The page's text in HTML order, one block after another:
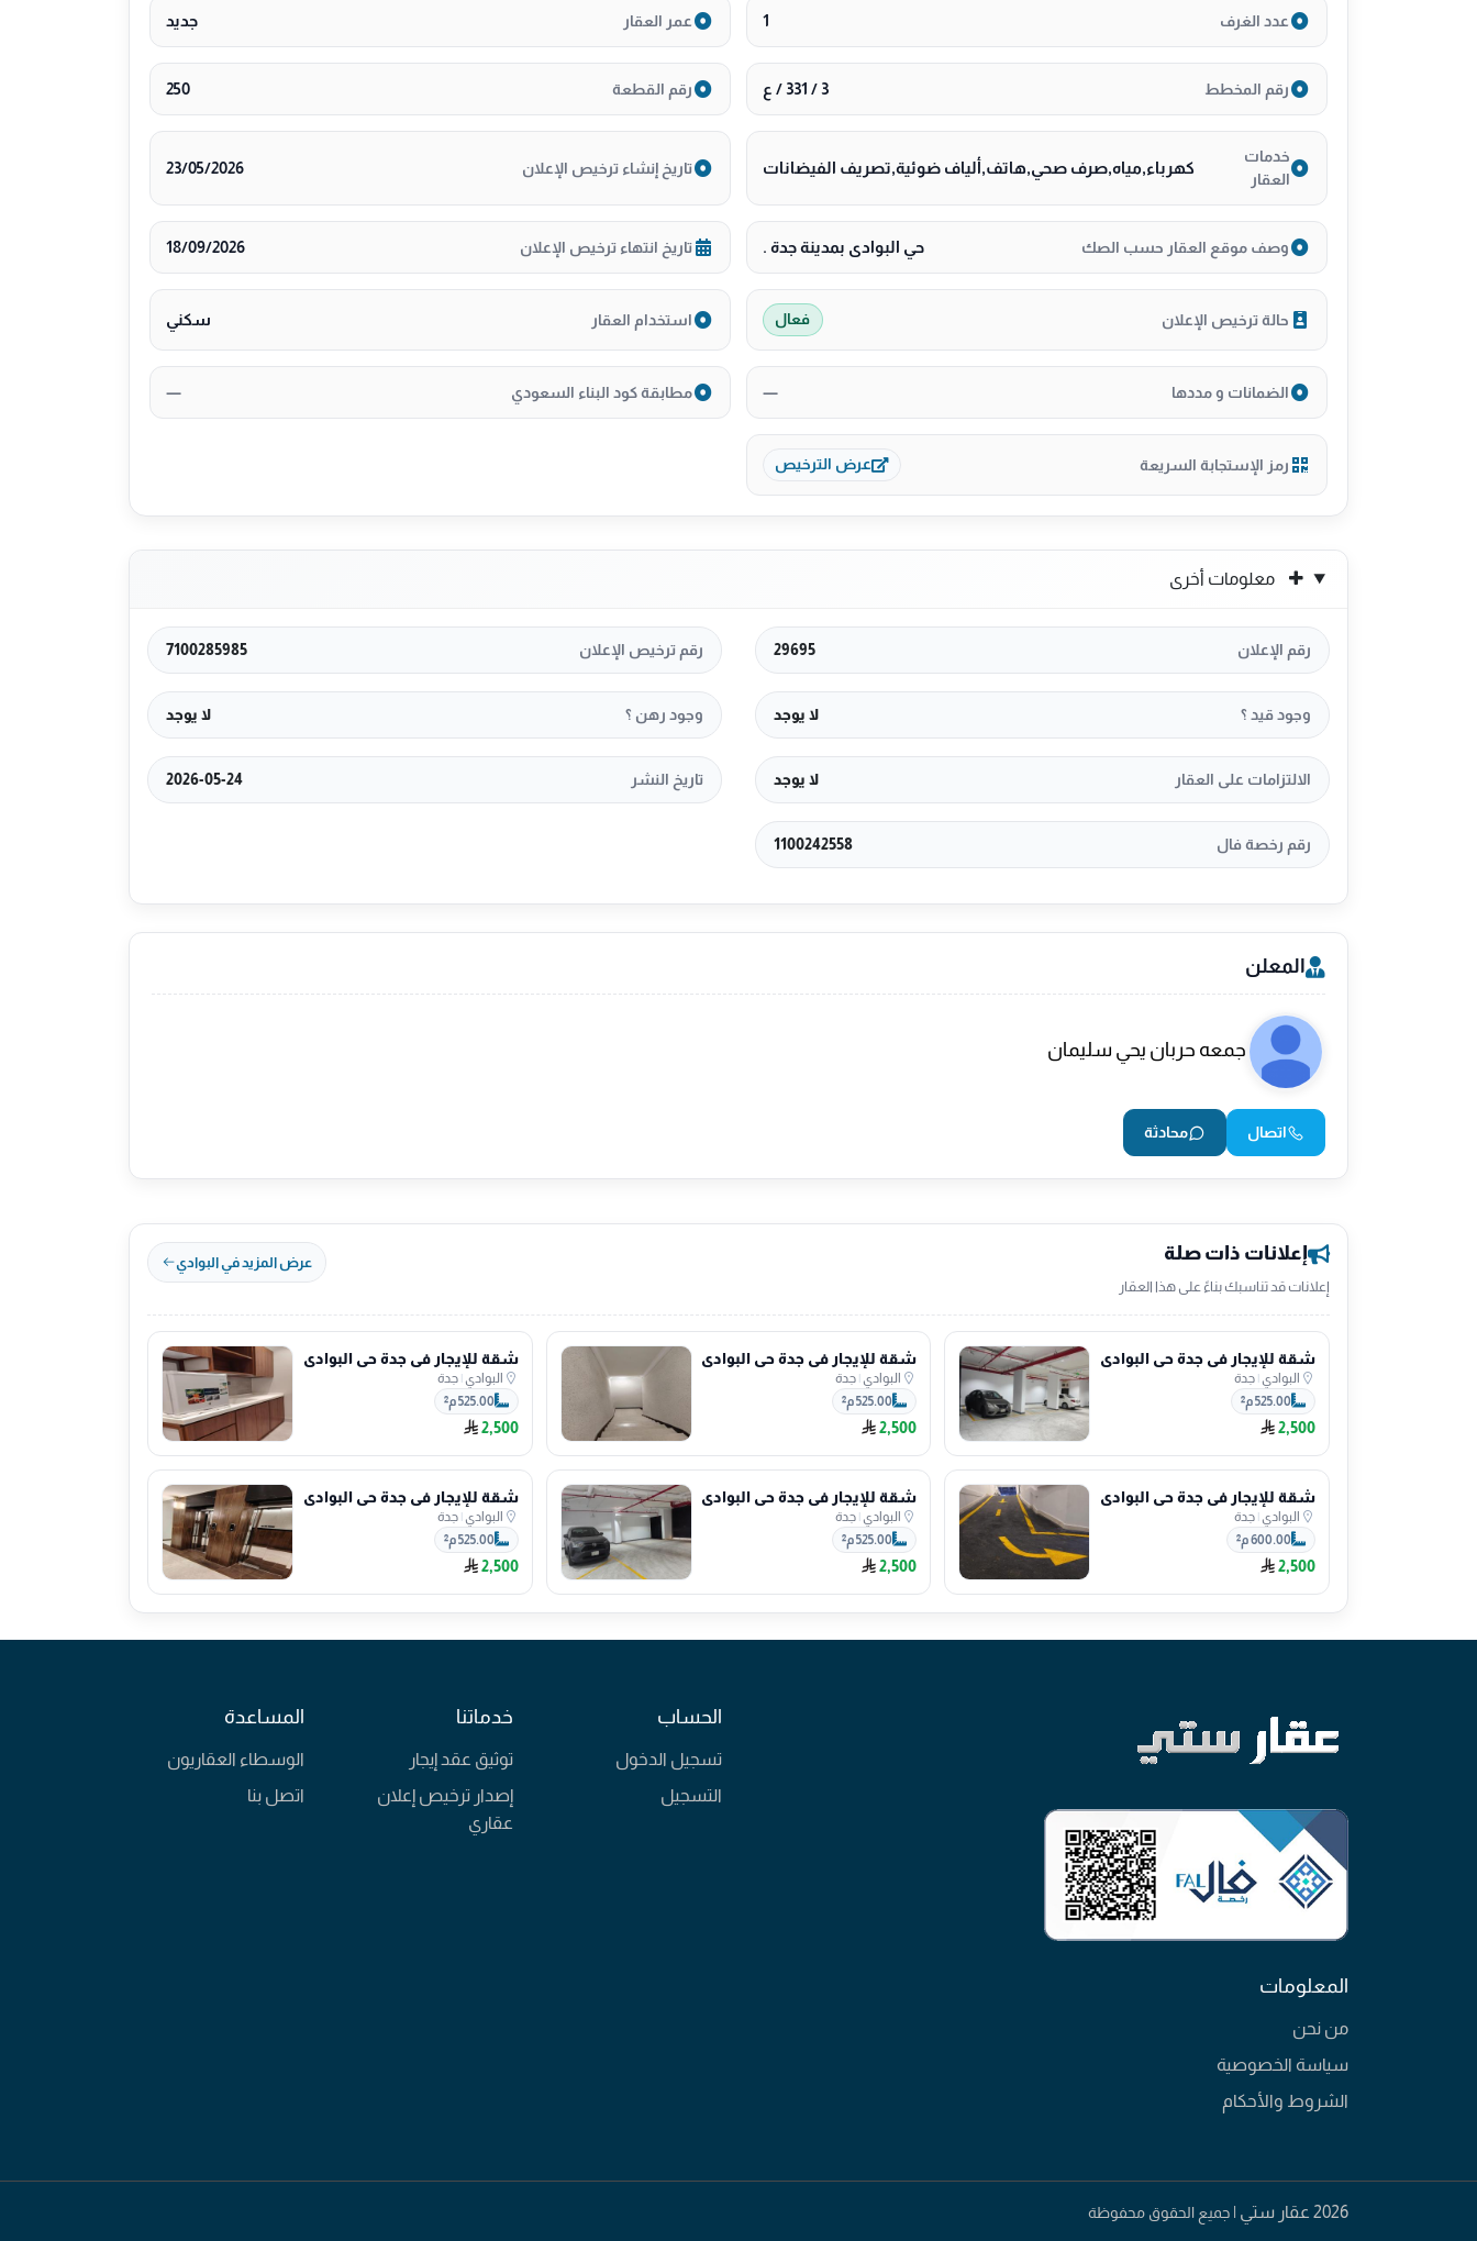
عدد الغرف 1 عمر العقار جديد
رقم المخطط 3 / 331 / ع رقم القطعة 250
خدمات
العقار
كهرباء,مياه,صرف صحي,هاتف,ألياف ضوئية,تصريف الفيضانات تاريخ إنشاء ترخيص الإعلان 23/05/2026
وصف موقع العقار حسب الصك حي البوادى بمدينة جدة . تاريخ انتهاء ترخيص الإعلان 18/09/2026
حالة ترخيص الإعلان فعال استخدام العقار سكني
الضمانات و مددها — مطابقة كود البناء السعودي —
رمز الإستجابة السريعة عرض الترخيص
معلومات أخرى
رقم الإعلان 29695 رقم ترخيص الإعلان 7100285985
وجود قيد ؟ لا يوجد وجود رهن ؟ لا يوجد
الالتزامات على العقار لا يوجد تاريخ النشر 2026-05-24
رقم رخصة فال 1100242558
المعلن
جمعه حربان يحي سليمان
اتصال محادثة
إعلانات ذات صلة
إعلانات قد تناسبك بناءً على هذا العقار
عرض المزيد في البوادي
شقة للإيجار في جدة حي البوادي
البوادي | جدة
525.00 م²
2,500
شقة للإيجار في جدة حي البوادي
البوادي | جدة
525.00 م²
2,500
شقة للإيجار في جدة حي البوادي
البوادي | جدة
525.00 م²
2,500
شقة للإيجار في جدة حي البوادي
البوادي | جدة
600.00 م²
2,500
شقة للإيجار في جدة حي البوادي
البوادي | جدة
525.00 م²
2,500
شقة للإيجار في جدة حي البوادي
البوادي | جدة
525.00 م²
2,500
الحساب
تسجيل الدخول
التسجيل
خدماتنا
توثيق عقد إيجار
إصدار ترخيص إعلان
عقاري
المساعدة
الوسطاء العقاريون
اتصل بنا
المعلومات
من نحن
سياسة الخصوصية
الشروط والأحكام
2026 عقار ستي | جميع الحقوق محفوظة